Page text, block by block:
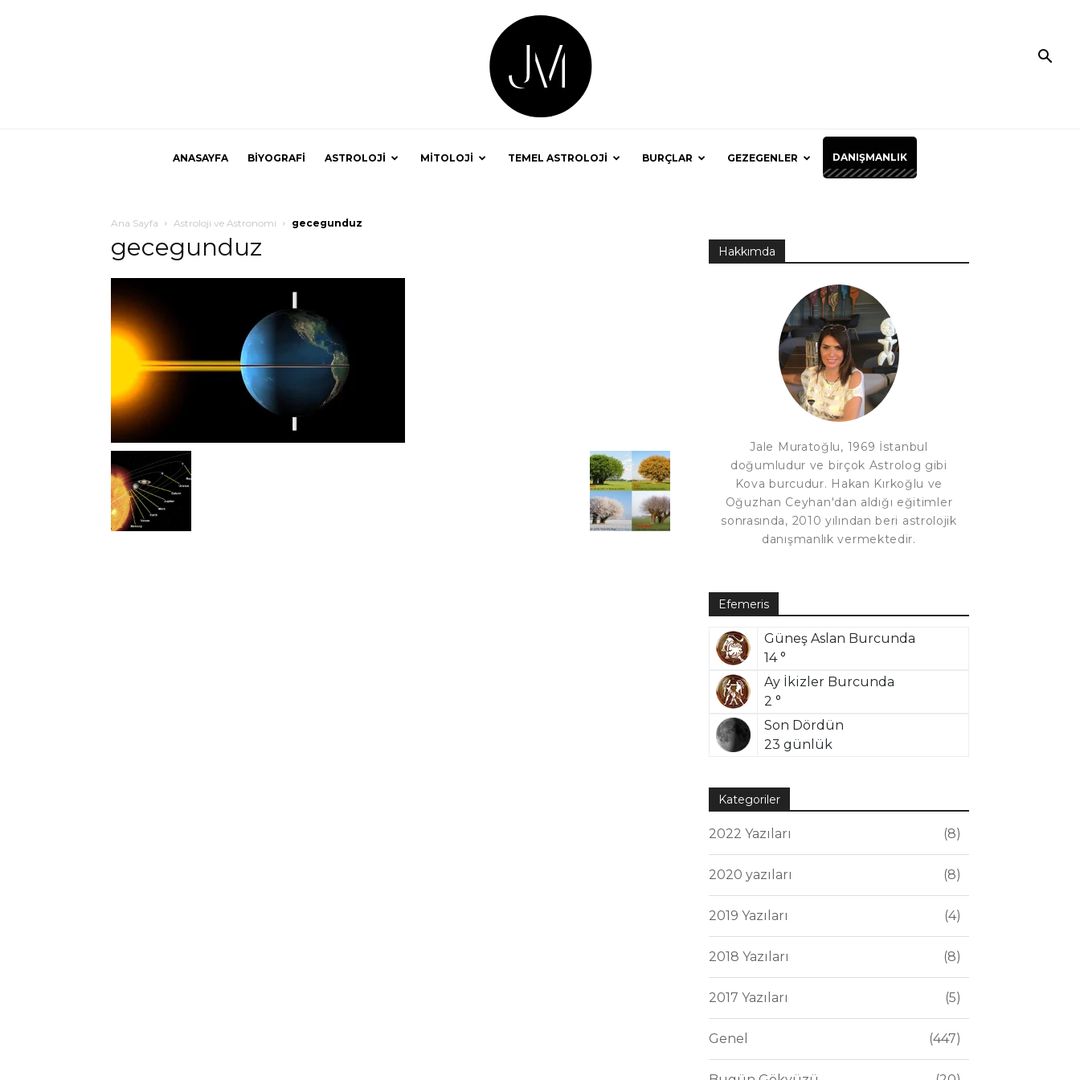
ANASAYFA BİYOGRAFİ ASTROLOJİ MİTOLOJİ TEMEL ASTROLOJİ BURÇLAR GEZEGENLER DANIŞMANLIK
Ana Sayfa Astroloji ve Astronomi gecegunduz
gecegunduz Hakkımda
Jale Muratoğlu, 1969 İstanbul
doğumludur ve birçok Astrolog gibi
Kova burcudur. Hakan Kırkoğlu ve
Oğuzhan Ceyhan'dan aldığı eğitimler
sonrasında, 2010 yılından beri astrolojik
danışmanlık vermektedir.
Efemeris
Güneş Aslan Burcunda
14 °
Ay İkizler Burcunda
2 °
Son Dördün
23 günlük
Kategoriler
2022 Yazıları 8
2020 yazıları 8
2019 Yazıları 4
2018 Yazıları 8
2017 Yazıları 5
Genel 447